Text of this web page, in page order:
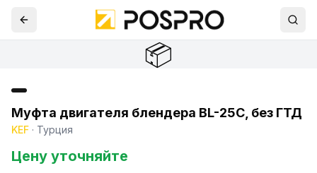
📦
Муфта двигателя блендера BL-25С, без ГТД
KEF · Турция
Цену уточняйте